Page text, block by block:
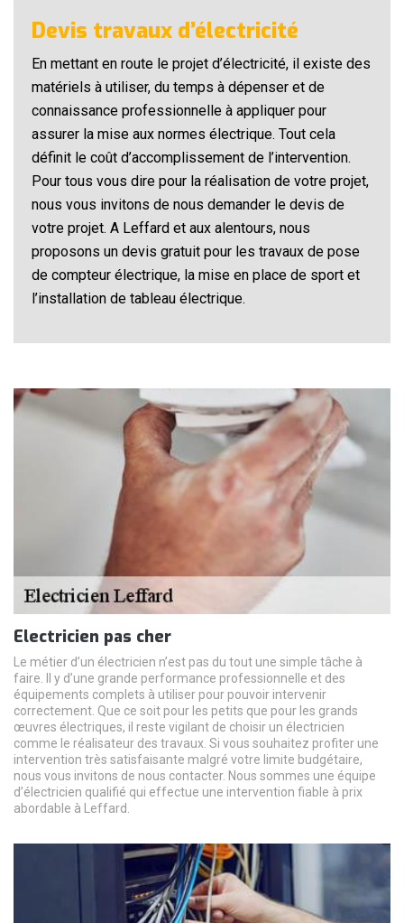
Devis travaux d’électricité
En mettant en route le projet d’électricité, il existe des
matériels à utiliser, du temps à dépenser et de
connaissance professionnelle à appliquer pour
assurer la mise aux normes électrique. Tout cela
définit le coût d’accomplissement de l’intervention.
Pour tous vous dire pour la réalisation de votre projet,
nous vous invitons de nous demander le devis de
votre projet. A Leffard et aux alentours, nous
proposons un devis gratuit pour les travaux de pose
de compteur électrique, la mise en place de sport et
l’installation de tableau électrique.
Electricien pas cher
Le métier d’un électricien n’est pas du tout une simple tâche à
faire. Il y d’une grande performance professionnelle et des
équipements complets à utiliser pour pouvoir intervenir
correctement. Que ce soit pour les petits que pour les grands
œuvres électriques, il reste vigilant de choisir un électricien
comme le réalisateur des travaux. Si vous souhaitez profiter une
intervention très satisfaisante malgré votre limite budgétaire,
nous vous invitons de nous contacter. Nous sommes une équipe
d’électricien qualifié qui effectue une intervention fiable à prix
abordable à Leffard.